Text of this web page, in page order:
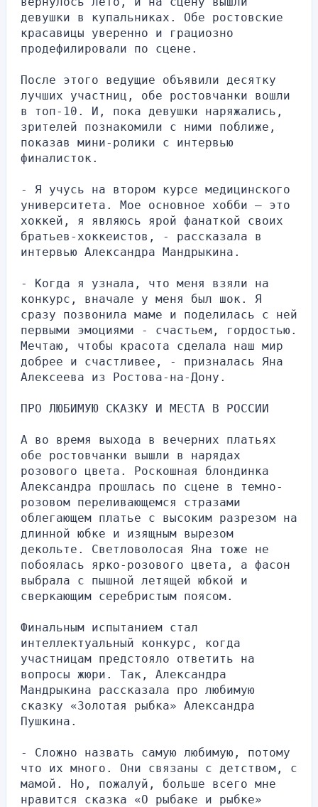
девушки в купальниках. Обе ростовские
красавицы уверенно и грациозно
продефилировали по сцене.
После этого ведущие объявили десятку
лучших участниц, обе ростовчанки вошли
в топ-10. И, пока девушки наряжались,
зрителей познакомили с ними поближе,
показав мини-ролики с интервью
финалисток.
- Я учусь на втором курсе медицинского
университета. Мое основное хобби — это
хоккей, я являюсь ярой фанаткой своих
братьев-хоккеистов, - рассказала в
интервью Александра Мандрыкина.
- Когда я узнала, что меня взяли на
конкурс, вначале у меня был шок. Я
сразу позвонила маме и поделилась с ней
первыми эмоциями - счастьем, гордостью.
Мечтаю, чтобы красота сделала наш мир
добрее и счастливее, - призналась Яна
Алексеева из Ростова-на-Дону.
ПРО ЛЮБИМУЮ СКАЗКУ И МЕСТА В РОССИИ
А во время выхода в вечерних платьях
обе ростовчанки вышли в нарядах
розового цвета. Роскошная блондинка
Александра прошлась по сцене в темно-
розовом переливающемся стразами
облегающем платье с высоким разрезом на
длинной юбке и изящным вырезом
декольте. Светловолосая Яна тоже не
побоялась ярко-розового цвета, а фасон
выбрала с пышной летящей юбкой и
сверкающим серебристым поясом.
Финальным испытанием стал
интеллектуальный конкурс, когда
участницам предстояло ответить на
вопросы жюри. Так, Александра
Мандрыкина рассказала про любимую
сказку «Золотая рыбка» Александра
Пушкина.
- Сложно назвать самую любимую, потому
что их много. Они связаны с детством, с
мамой. Но, пожалуй, больше всего мне
нравится сказка «О рыбаке и рыбке»